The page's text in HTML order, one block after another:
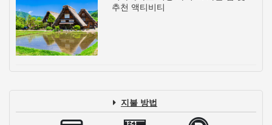
추천 액티비티
지불 방법